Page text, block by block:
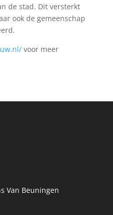
de stad. Dit versterkt
ook de gemeenschap
voor meer
Van Beuningen